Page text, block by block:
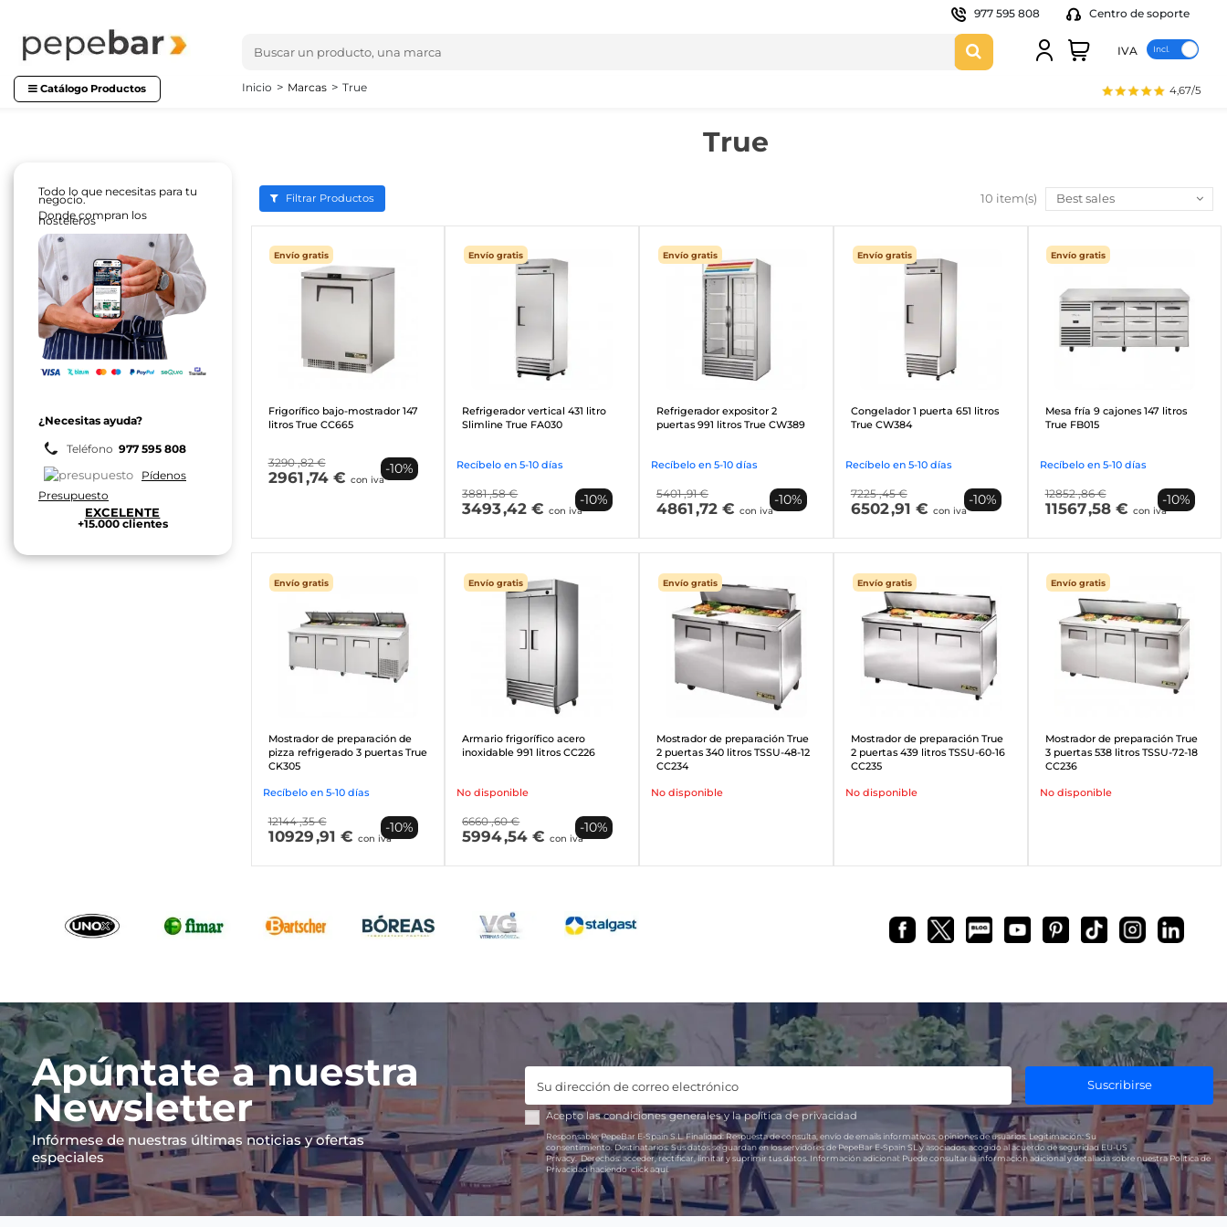
977 595 808 Centro de soporte
IVA
Catálogo Productos 4,67/5
Inicio Marcas True
True
Filtrar Productos 10 item(s) Best sales
Envío gratis
Frigorífico bajo-mostrador 147
litros True CC665
3290 ,82 €
2961,74 € con iva
-10%
Envío gratis
Refrigerador vertical 431 litro
Slimline True FA030
Recíbelo en 5-10 días
3881 ,58 €
3493,42 € con iva
-10%
Envío gratis
Refrigerador expositor 2
puertas 991 litros True CW389
Recíbelo en 5-10 días
5401 ,91 €
4861,72 € con iva
-10%
Envío gratis
Congelador 1 puerta 651 litros
True CW384
Recíbelo en 5-10 días
7225 ,45 €
6502,91 € con iva
-10%
Envío gratis
Mesa fría 9 cajones 147 litros
True FB015
Recíbelo en 5-10 días
12852 ,86 €
11567,58 € con iva
-10%
Envío gratis
Mostrador de preparación de
pizza refrigerado 3 puertas True
CK305
Recíbelo en 5-10 días
12144 ,35 €
10929,91 € con iva
-10%
Envío gratis
Armario frigorífico acero
inoxidable 991 litros CC226
No disponible
6660 ,60 €
5994,54 € con iva
-10%
Envío gratis
Mostrador de preparación True
2 puertas 340 litros TSSU-48-12
CC234
No disponible
Envío gratis
Mostrador de preparación True
2 puertas 439 litros TSSU-60-16
CC235
No disponible
Envío gratis
Mostrador de preparación True
3 puertas 538 litros TSSU-72-18
CC236
No disponible
Todo lo que necesitas para tu
negocio.
Donde compran los
hosteleros
¿Necesitas ayuda?
Teléfono 977 595 808
Pídenos
Presupuesto
EXCELENTE
+15.000 clientes
Apúntate a nuestra
Newsletter
Infórmese de nuestras últimas noticias y ofertas
especiales
Suscribirse
Acepto lascondiciones generalesy lapolítica de privacidad
Responsable:PepeBar E-Spain S.L.Finalidad: Respuesta de consulta, envío de emails informativos, opiniones de usuarios. Legitimación:Su
consentimiento.Destinatarios:Sus datos se guardan en los servidores de PepeBar E-Spain SL y asociados, acogido al acuerdo de seguridad EU-US
Privacy.Derechos:acceder, rectificar, limitar y suprimir tus datos. Información adicional:Puede consultar la información adicional y detallada sobre nuestra Política de
Privacidad haciendoclick aquí.